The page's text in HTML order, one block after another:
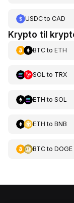
USDCto CAD
Krypto til
BTCto ETH
SOL to TRX
ETH to SOL
ETH to BNB
BTCto DOGE